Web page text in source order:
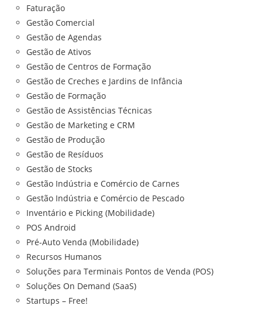
Faturação
Gestão Comercial
Gestão de Agendas
Gestão de Ativos
Gestão de Centros de Formação
Gestão de Creches e Jardins de Infância
Gestão de Formação
Gestão de Assistências Técnicas
Gestão de Marketing e CRM
Gestão de Produção
Gestão de Resíduos
Gestão de Stocks
Gestão Indústria e Comércio de Carnes
Gestão Indústria e Comércio de Pescado
Inventário e Picking (Mobilidade)
POS Android
Pré-Auto Venda (Mobilidade)
Recursos Humanos
Soluções para Terminais Pontos de Venda (POS)
Soluções On Demand (SaaS)
Startups – Free!